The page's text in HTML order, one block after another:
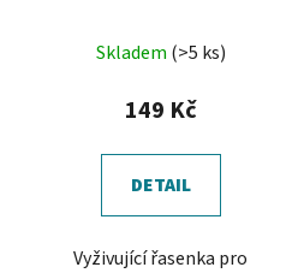
Skladem (>5 ks)
149 Kč
DETAIL
Vyživující řasenka pro